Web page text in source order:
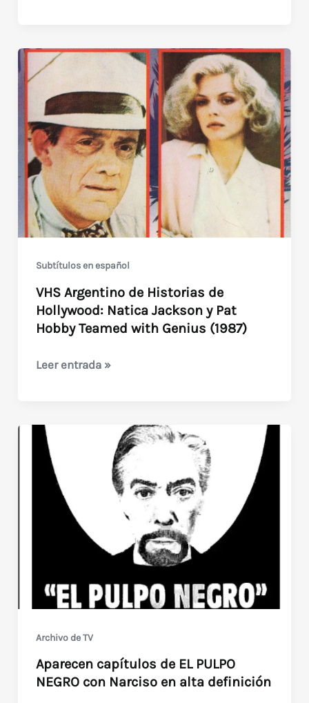
A
46
de
la
TV
a
Color
en
Argentina
Subtítulos en español
VHS Argentino de Historias de
Hollywood: Natica Jackson y Pat
Hobby Teamed with Genius (1987)
VHS
Historias
de
Hollywood:
Natica
Jackson
with
(1987)
Leer entrada »
Archivo de TV
Aparecen capítulos de EL PULPO
NEGRO con Narciso en alta definición